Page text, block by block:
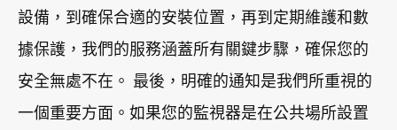
設備，到確保合適的安裝位置，再到定期維護和數
據保護，我們的服務涵蓋所有關鍵步驟，確保您的
安全無處不在。 最後，明確的通知是我們所重視的
一個重要方面。如果您的監視器是在公共場所設置